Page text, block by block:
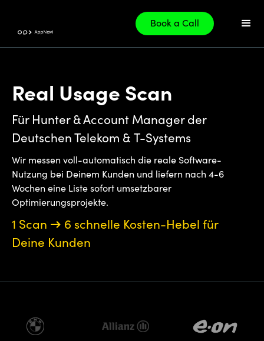
Book a Call
Real Usage Scan
Für Hunter & Account Manager der
Deutschen Telekom & T-Systems
Wir messen voll-automatisch die reale Software-
Nutzung bei Deinem Kunden und liefern nach 4-6
Wochen eine Liste sofort umsetzbarer
Optimierungsprojekte.
1 Scan → 6 schnelle Kosten-Hebel für
Deine Kunden